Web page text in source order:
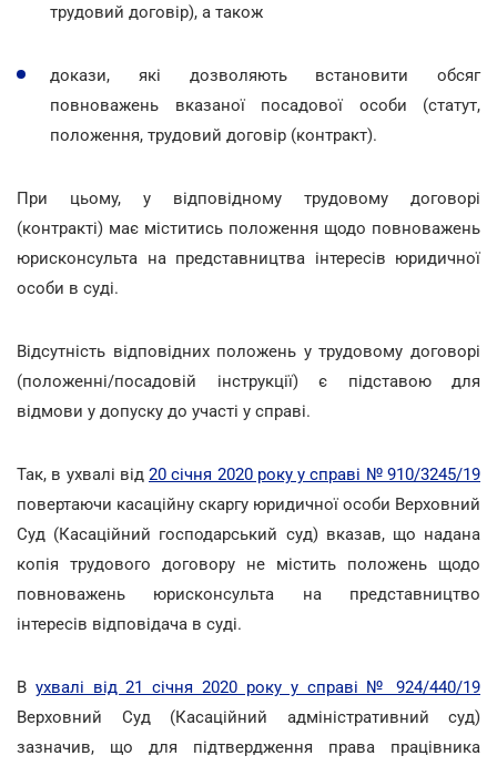
трудовий договір), а також
докази, які дозволяють встановити обсяг
повноважень вказаної посадової особи (статут,
положення, трудовий договір (контракт).
При цьому, у відповідному трудовому договорі
(контракті) має міститись положення щодо повноважень
юрисконсульта на представництва інтересів юридичної
особи в суді.
Відсутність відповідних положень у трудовому договорі
(положенні/посадовій інструкції) є підставою для
відмови у допуску до участі у справі.
Так, в ухвалі від 20 січня 2020 року у справі № 910/3245/19
повертаючи касаційну скаргу юридичної особи Верховний
Суд (Касаційний господарський суд) вказав, що надана
копія трудового договору не містить положень щодо
повноважень юрисконсульта на представництво
інтересів відповідача в суді.
В ухвалі від 21 січня 2020 року у справі № 924/440/19
Верховний Суд (Касаційний адміністративний суд)
зазначив, що для підтвердження права працівника